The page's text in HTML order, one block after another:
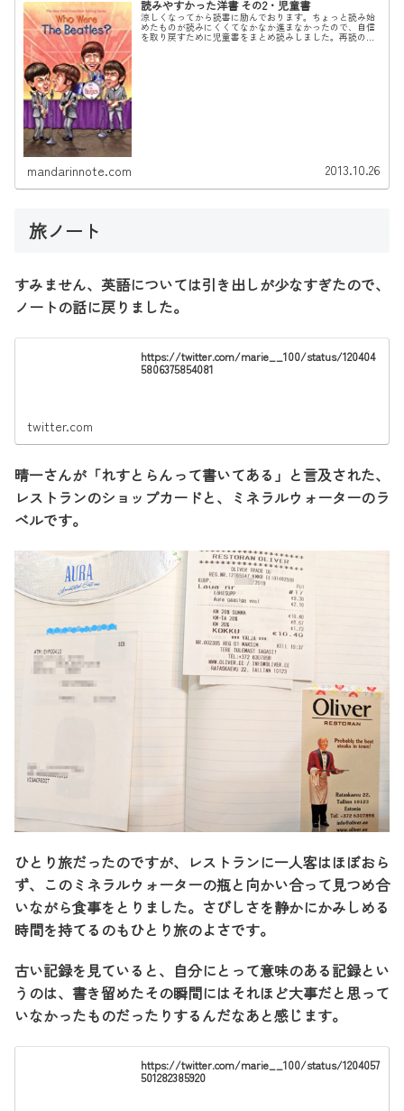
読みやすかった洋書 その2・児童書
涼しくなってから読書に励んでおります。ちょっと読み始
めたものが読みにくくてなかなか進まなかったので、自信
を取り戻すために児童書をまとめ読みしました。再読のも
のもありますが、初読のときよりスムーズに読めて満足で
mandarinnote.com 2013.10.26
旅ノート
すみません、英語については引き出しが少なすぎたので、
ノートの話に戻りました。
https://twitter.com/marie__100/status/120404
5806375854081
twitter.com
晴一さんが「れすとらんって書いてある」と言及された、
レストランのショップカードと、ミネラルウォーターのラ
ベルです。
ひとり旅だったのですが、レストランに一人客はほぼおら
ず、このミネラルウォーターの瓶と向かい合って見つめ合
いながら食事をとりました。さびしさを静かにかみしめる
時間を持てるのもひとり旅のよさです。
古い記録を見ていると、自分にとって意味のある記録とい
うのは、書き留めたその瞬間にはそれほど大事だと思って
いなかったものだったりするんだなあと感じます。
https://twitter.com/marie__100/status/1204057
501282385920